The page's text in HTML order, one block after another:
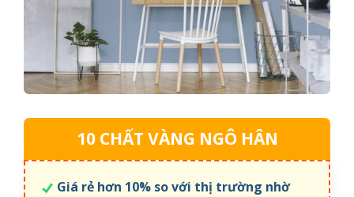
10 CHẤT VÀNG NGÔ HÂN
Giá rẻ hơn 10% so với thị trường nhờ